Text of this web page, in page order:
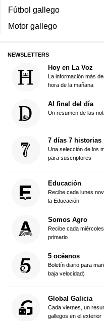
Fútbol gallego
Motor gallego
NEWSLETTERS
Hoy en La Voz
La información más
hora de la mañana
Al final del día
Un resumen de las
7 días 7 historias
Una selección de los
para suscriptores
Educación
Recibe cada lunes
la Educación
Somos Agro
Recibe cada
primario
5 océanos
Boletín diario para
baja velocidad)
Global Galicia
Cada viernes, un
gallegos en el exterior